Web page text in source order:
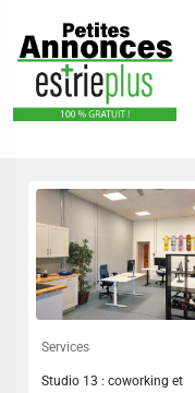
Services
Studio 13 : coworking et